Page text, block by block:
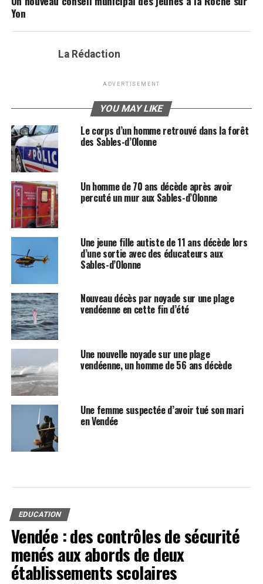
Yon
La Rédaction
ADVERTISEMENT
YOU MAY LIKE
Le corps d’un homme retrouvé dans la forêt
des Sables-d’Olonne
Un homme de 70 ans décède après avoir
percuté un mur aux Sables-d’Olonne
Une jeune fille autiste de 11 ans décède lors
d’une sortie avec des éducateurs aux
Sables-d’Olonne
Nouveau décès par noyade sur une plage
vendéenne en cette fin d’été
Une nouvelle noyade sur une plage
vendéenne, un homme de 56 ans décède
Une femme suspectée d’avoir tué son mari
en Vendée
EDUCATION
Vendée : des contrôles de sécurité
menés aux abords de deux
établissements scolaires